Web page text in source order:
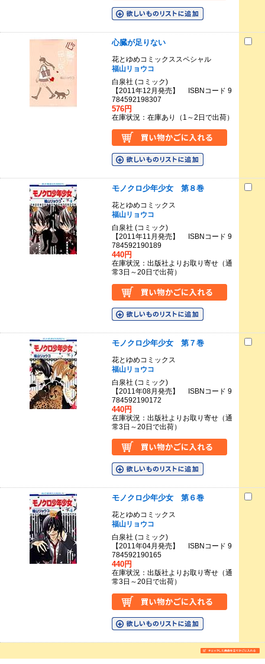
心臓が足りない
花とゆめコミックススペシャル
福山リョウコ
白泉社 (コミック)
【2011年12月発売】 ISBNコード 9
784592198307
576円
在庫状況：在庫あり（1～2日で出荷）
モノクロ少年少女 第８巻
花とゆめコミックス
福山リョウコ
白泉社 (コミック)
【2011年11月発売】 ISBNコード 9
784592190189
440円
在庫状況：出版社よりお取り寄せ（通
常3日～20日で出荷）
モノクロ少年少女 第７巻
花とゆめコミックス
福山リョウコ
白泉社 (コミック)
【2011年08月発売】 ISBNコード 9
784592190172
440円
在庫状況：出版社よりお取り寄せ（通
常3日～20日で出荷）
モノクロ少年少女 第６巻
花とゆめコミックス
福山リョウコ
白泉社 (コミック)
【2011年04月発売】 ISBNコード 9
784592190165
440円
在庫状況：出版社よりお取り寄せ（通
常3日～20日で出荷）